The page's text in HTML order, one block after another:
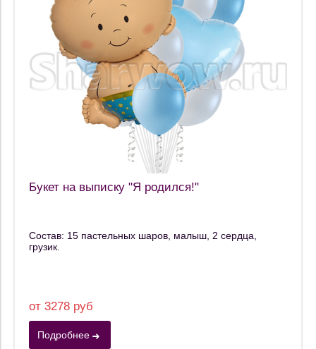
Букет на выписку "Я родился!"
Состав: 15 пастельных шаров, малыш, 2 сердца,
грузик.
от 3278 руб
Подробнее